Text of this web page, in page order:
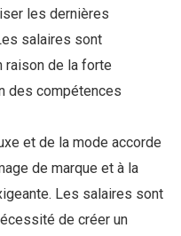
les dernières
salaires sont
raison de la forte
des compétences
et de la mode accorde
de marque et à la
Les salaires sont
de créer un